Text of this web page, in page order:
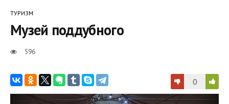
ТУРИЗМ
Музей поддубного
596
0